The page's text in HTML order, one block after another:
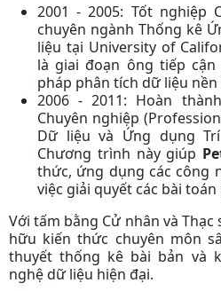
2001 - 2005: Tốt nghiệp
chuyên ngành Thống kê
liệu tại University of
là giai đoạn ông tiếp
pháp phân tích dữ liệu nền
2006 - 2011: Hoàn
Chuyên nghiệp
Dữ liệu và Ứng dụng
Chương trình này giúp
thức, ứng dụng các công
việc giải quyết các bài
Với tấm bằng Cử nhân và Thạc
hữu kiến thức chuyên môn
thuyết thống kê bài bản và
nghệ dữ liệu hiện đại.